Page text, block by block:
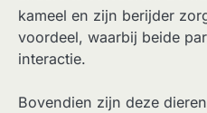
kameel en zijn berijder
voordeel, waarbij beide
interactie.
Bovendien zijn deze